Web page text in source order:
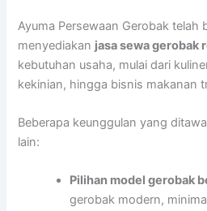
Ayuma Persewaan Gerobak telah
menyediakan jasa sewa gerobak
kebutuhan usaha, mulai dari
kekinian, hingga bisnis makanan
Beberapa keunggulan yang
lain:
Pilihan model gerobak
gerobak modern,